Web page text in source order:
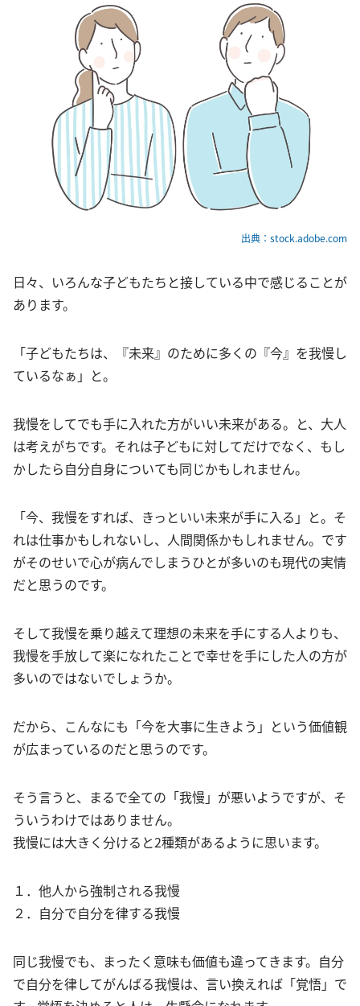
出典：stock.adobe.com
日々、いろんな子どもたちと接している中で感じることが
あります。
「子どもたちは、『未来』のために多くの『今』を我慢し
ているなぁ」と。
我慢をしてでも手に入れた方がいい未来がある。と、大人
は考えがちです。それは子どもに対してだけでなく、もし
かしたら自分自身についても同じかもしれません。
「今、我慢をすれば、きっといい未来が手に入る」と。そ
れは仕事かもしれないし、人間関係かもしれません。です
がそのせいで心が病んでしまうひとが多いのも現代の実情
だと思うのです。
そして我慢を乗り越えて理想の未来を手にする人よりも、
我慢を手放して楽になれたことで幸せを手にした人の方が
多いのではないでしょうか。
だから、こんなにも「今を大事に生きよう」という価値観
が広まっているのだと思うのです。
そう言うと、まるで全ての「我慢」が悪いようですが、そ
ういうわけではありません。
我慢には大きく分けると2種類があるように思います。
１．他人から強制される我慢
２．自分で自分を律する我慢
同じ我慢でも、まったく意味も価値も違ってきます。自分
で自分を律してがんばる我慢は、言い換えれば「覚悟」で